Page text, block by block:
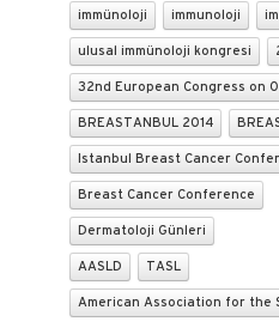
immünoloji immunoloji
ulusal immünoloji kongresi
32nd European Congress on
BREASTANBUL 2014
Istanbul Breast Cancer
Breast Cancer Conference
Dermatoloji Günleri
AASLD TASL
American Association for the